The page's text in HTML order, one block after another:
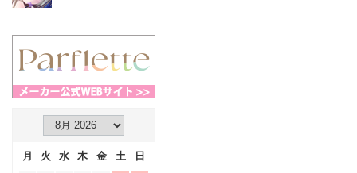
月 火 水 木 金 土
日